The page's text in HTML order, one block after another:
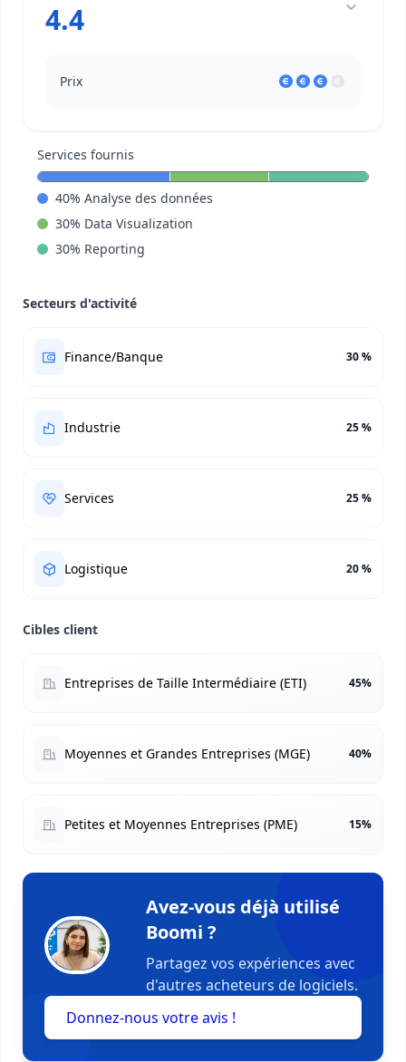
4.4
Prix
Services fournis
40% Analyse des données
30% Data Visualization
30% Reporting
Secteurs d'activité
Finance/Banque 30 %
Industrie 25 %
Services 25 %
Logistique 20 %
Cibles client
Entreprises de Taille Intermédiaire (ETI) 45%
Moyennes et Grandes Entreprises (MGE) 40%
Petites et Moyennes Entreprises (PME) 15%
Avez-vous déjà utilisé
Boomi ?
Partagez vos expériences avec
d'autres acheteurs de logiciels.
Donnez-nous votre avis !